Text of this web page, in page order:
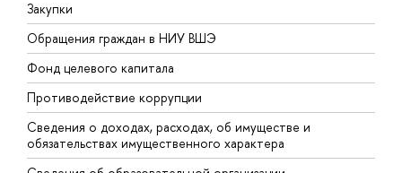
Закупки
Обращения граждан в НИУ ВШЭ
Фонд целевого капитала
Противодействие коррупции
Сведения о доходах, расходах, об имуществе и
обязательствах имущественного характера